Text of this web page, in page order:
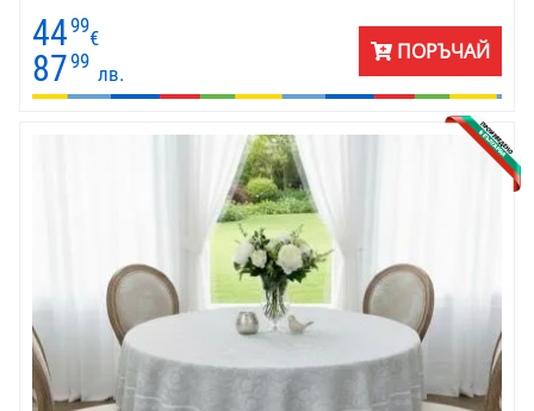
4499
€
8799
лв.
ПОРЪЧАЙ